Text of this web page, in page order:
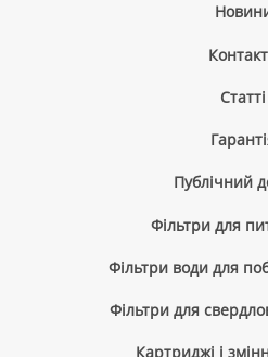
Cтатті
Публічний
Фільтри для
Фільтри води для
Фільтри для
Картриджі і